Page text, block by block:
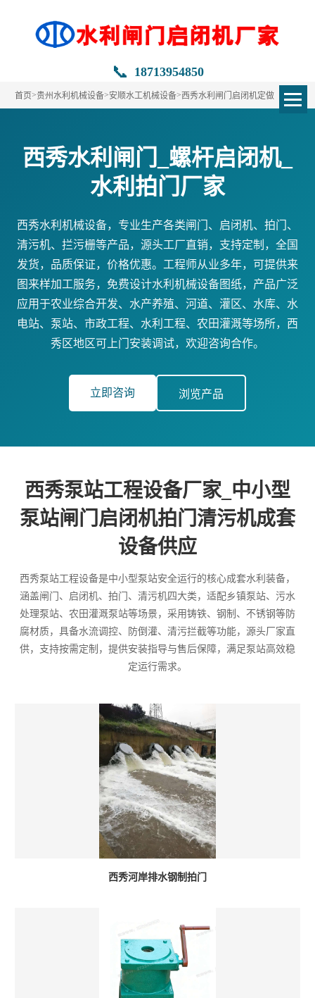
📞 18713954850
首页>贵州水利机械设备>安顺水工机械设备>西秀水利闸门启闭机定做
西秀水利闸门_螺杆启闭机_
水利拍门厂家
西秀水利机械设备，专业生产各类闸门、启闭机、拍门、
清污机、拦污栅等产品，源头工厂直销，支持定制，全国
发货，品质保证，价格优惠。工程师从业多年，可提供来
图来样加工服务，免费设计水利机械设备图纸，产品广泛
应用于农业综合开发、水产养殖、河道、灌区、水库、水
电站、泵站、市政工程、水利工程、农田灌溉等场所，西
秀区地区可上门安装调试，欢迎咨询合作。
立即咨询 浏览产品
西秀泵站工程设备厂家_中小型
泵站闸门启闭机拍门清污机成套
设备供应
西秀泵站工程设备是中小型泵站安全运行的核心成套水利装备，
涵盖闸门、启闭机、拍门、清污机四大类，适配乡镇泵站、污水
处理泵站、农田灌溉泵站等场景，采用铸铁、钢制、不锈钢等防
腐材质，具备水流调控、防倒灌、清污拦截等功能，源头厂家直
供，支持按需定制，提供安装指导与售后保障，满足泵站高效稳
定运行需求。
西秀河岸排水钢制拍门